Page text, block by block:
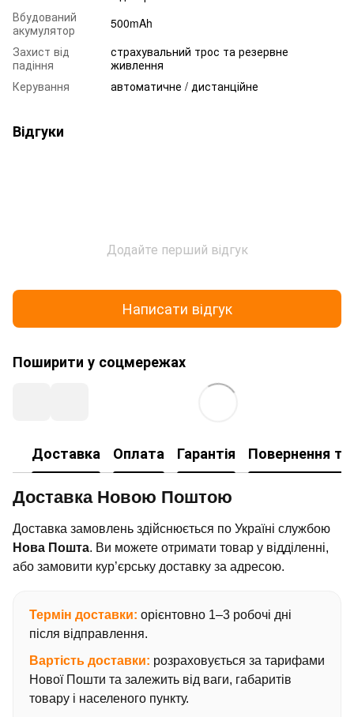
Вбудований
акумулятор
500mAh
Захист від
падіння
страхувальний трос та резервне
живлення
Керування
автоматичне / дистанційне
Відгуки
Додайте перший відгук
Написати відгук
Поширити у соцмережах
Доставка Оплата Гарантія Повернення
Доставка Новою Поштою
Доставка замовлень здійснюється по Україні службою
Нова Пошта. Ви можете отримати товар у відділенні,
або замовити кур’єрську доставку за адресою.
Термін доставки: орієнтовно 1–3 робочі дні
після відправлення.
Вартість доставки: розраховується за тарифами
Нової Пошти та залежить від ваги, габаритів
товару і населеного пункту.